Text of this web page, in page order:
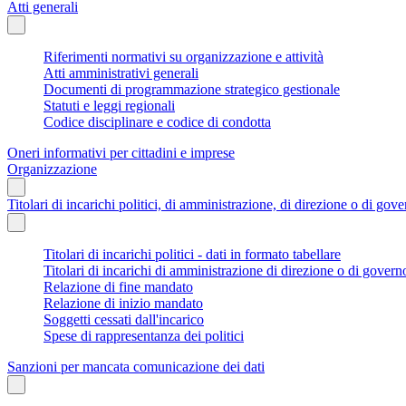
Atti generali
Riferimenti normativi su organizzazione e attività
Atti amministrativi generali
Documenti di programmazione strategico gestionale
Statuti e leggi regionali
Codice disciplinare e codice di condotta
Oneri informativi per cittadini e imprese
Organizzazione
Titolari di incarichi politici, di amministrazione, di direzione o di
Titolari di incarichi politici - dati in formato tabellare
Titolari di incarichi di amministrazione di direzione o di
Relazione di fine mandato
Relazione di inizio mandato
Soggetti cessati dall'incarico
Spese di rappresentanza dei politici
Sanzioni per mancata comunicazione dei dati